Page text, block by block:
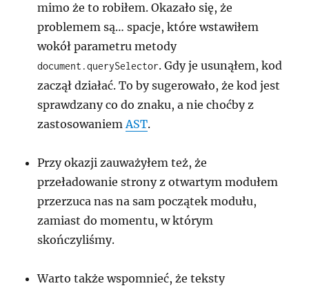
mimo że to robiłem. Okazało się, że
problemem są… spacje, które wstawiłem
wokół parametru metody
document.querySelector. Gdy je usunąłem, kod
zaczął działać. To by sugerowało, że kod jest
sprawdzany co do znaku, a nie choćby z
zastosowaniemAST.
Przy okazji zauważyłem też, że
przeładowanie strony z otwartym modułem
przerzuca nas na sam początek modułu,
zamiast do momentu, w którym
skończyliśmy.
Warto także wspomnieć, że teksty